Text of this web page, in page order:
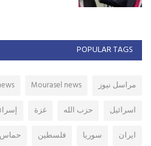
POPULAR TAGS
مراسل نيوز Mourasel news
اسرائيل
حزب الله غزة
ايران
سوريا فلسطين حماس